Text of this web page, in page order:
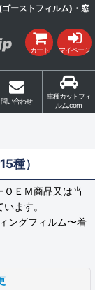
ーストフィルム)・窓
カート マイページ
問い合わせ
車種カットフィ
ルム.com
種）
ＥＭ商品又は当
ます。
ングフィルム〜着